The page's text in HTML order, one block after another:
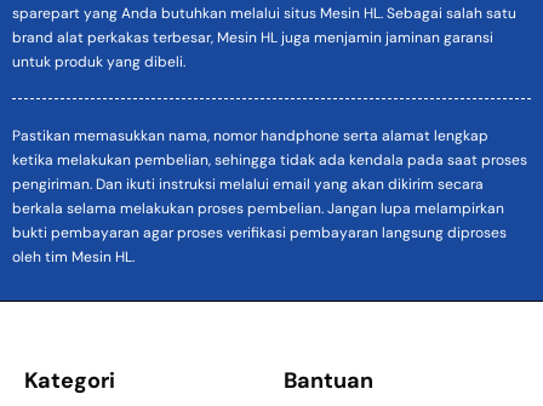
sparepart yang Anda butuhkan melalui situs Mesin HL. Sebagai salah satu
brand alat perkakas terbesar, Mesin HL juga menjamin jaminan garansi
untuk produk yang dibeli.
Pastikan memasukkan nama, nomor handphone serta alamat lengkap
ketika melakukan pembelian, sehingga tidak ada kendala pada saat proses
pengiriman. Dan ikuti instruksi melalui email yang akan dikirim secara
berkala selama melakukan proses pembelian. Jangan lupa melampirkan
bukti pembayaran agar proses verifikasi pembayaran langsung diproses
oleh tim Mesin HL.
Kategori Bantuan